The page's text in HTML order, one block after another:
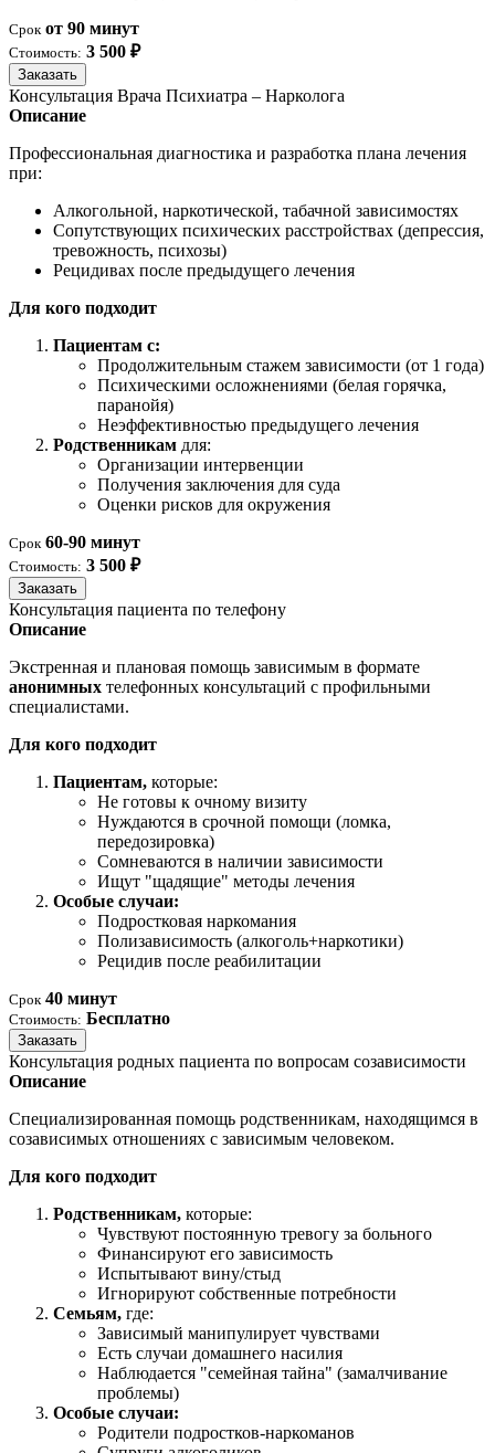
Срок от 90 минут
Стоимость: 3 500 ₽
Заказать
Консультация Врача Психиатра – Нарколога
Описание
Профессиональная диагностика и разработка плана лечения
при:
Алкогольной, наркотической, табачной зависимостях
Сопутствующих психических расстройствах (депрессия,
тревожность, психозы)
Рецидивах после предыдущего лечения
Для кого подходит
Пациентам с:
Продолжительным стажем зависимости (от 1 года)
Психическими осложнениями (белая горячка,
паранойя)
Неэффективностью предыдущего лечения
Родственникам для:
Организации интервенции
Получения заключения для суда
Оценки рисков для окружения
Срок 60-90 минут
Стоимость: 3 500 ₽
Заказать
Консультация пациента по телефону
Описание
Экстренная и плановая помощь зависимым в формате
анонимных телефонных консультаций с профильными
специалистами.
Для кого подходит
Пациентам, которые:
Не готовы к очному визиту
Нуждаются в срочной помощи (ломка,
передозировка)
Сомневаются в наличии зависимости
Ищут "щадящие" методы лечения
Особые случаи:
Подростковая наркомания
Полизависимость (алкоголь+наркотики)
Рецидив после реабилитации
Срок 40 минут
Стоимость: Бесплатно
Заказать
Консультация родных пациента по вопросам созависимости
Описание
Специализированная помощь родственникам, находящимся в
созависимых отношениях с зависимым человеком.
Для кого подходит
Родственникам, которые:
Чувствуют постоянную тревогу за больного
Финансируют его зависимость
Испытывают вину/стыд
Игнорируют собственные потребности
Семьям, где:
Зависимый манипулирует чувствами
Есть случаи домашнего насилия
Наблюдается "семейная тайна" (замалчивание
проблемы)
Особые случаи:
Родители подростков-наркоманов